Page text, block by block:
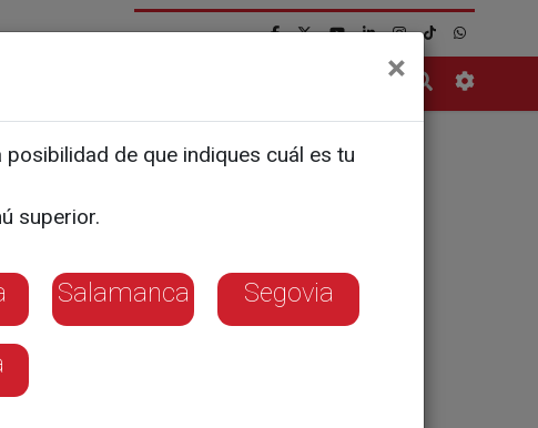
×
de que indiques cuál es tu
superior.
Salamanca Segovia